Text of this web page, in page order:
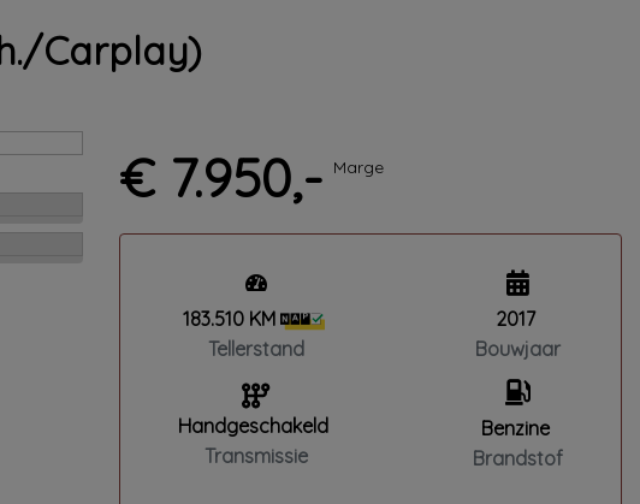
Carplay)
€ 7.950,- Marge
183.510 KM
Tellerstand
Handgeschakeld
Transmissie
2017
Bouwjaar
Benzine
Brandstof